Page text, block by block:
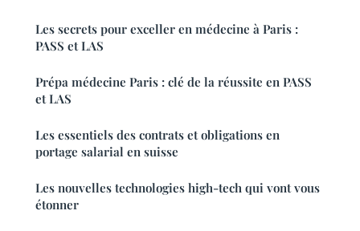
Les secrets pour exceller en médecine à Paris :
PASS et LAS
Prépa médecine Paris : clé de la réussite en PASS
et LAS
Les essentiels des contrats et obligations en
portage salarial en suisse
Les nouvelles technologies high-tech qui vont vous
étonner